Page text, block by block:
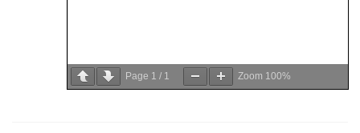
Page 1 / 1 Zoom 100%